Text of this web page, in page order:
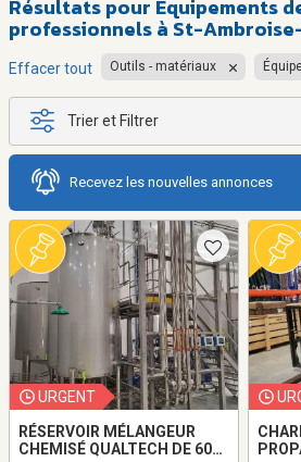
Résultats pour Équipements
professionnels à St-
Effacer tout Outils - matériaux
Trier et Filtrer
Recevez les nouvelles annonces
URGENT
RÉSERVOIR MÉLANGEUR
CHEMISÉ QUALTECH DE 600